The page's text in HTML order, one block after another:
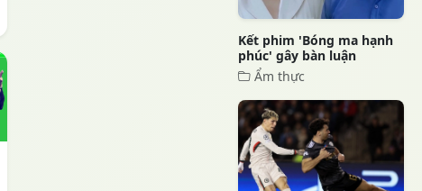
Kết phim 'Bóng ma hạnh
phúc' gây bàn luận
Ẩm thực